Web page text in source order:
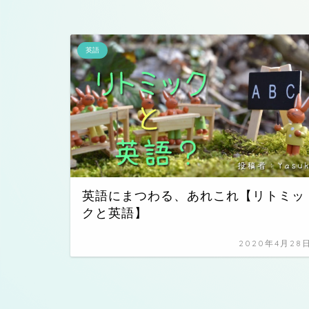
英語
英語にまつわる、あれこれ【リトミッ
クと英語】
2020年4月28